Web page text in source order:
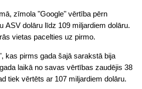
zīmola "Google" vērtība pērn
ASV dolāru līdz 109 miljardiem dolāru.
vietas pacelties uz pirmo.
kas pirms gada šajā sarakstā bija
laikā no savas vērtības zaudējis 38
tiek vērtēts ar 107 miljardiem dolāru.